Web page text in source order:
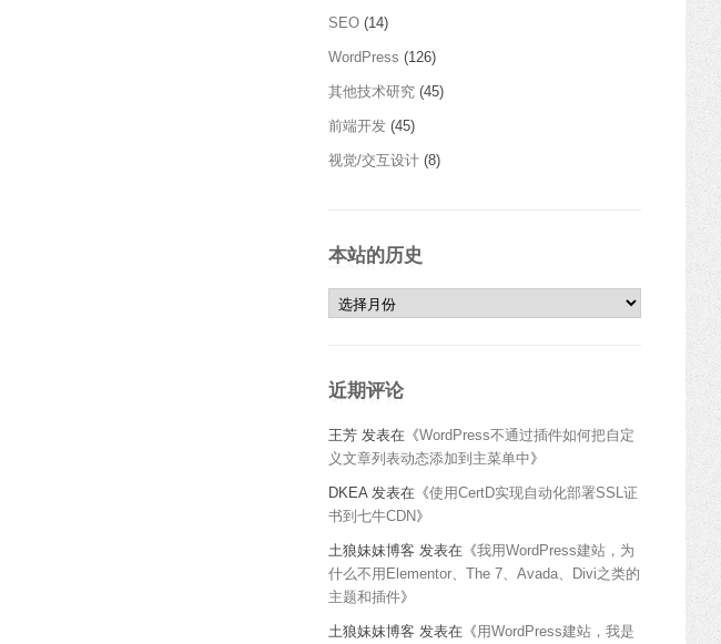
SEO (14)
WordPress (126)
其他技术研究 (45)
前端开发 (45)
视觉/交互设计 (8)
本站的历史
本站的历史
近期评论
王芳 发表在《WordPress不通过插件如何把自定
义文章列表动态添加到主菜单中》
DKEA 发表在《使用CertD实现自动化部署SSL证
书到七牛CDN 》
土狼妹妹博客 发表在《我用WordPress建站，为
什么不用Elementor、The 7、Avada、Divi之类的
主题和插件》
土狼妹妹博客 发表在《用WordPress建站，我是